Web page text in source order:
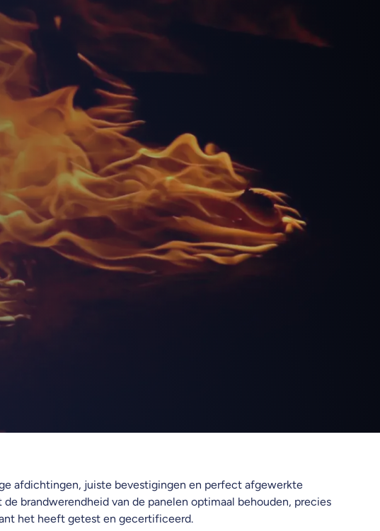
afdichtingen, juiste bevestigingen en perfect afgewerkte
de brandwerendheid van de panelen optimaal behouden, precies
het heeft getest en gecertificeerd.